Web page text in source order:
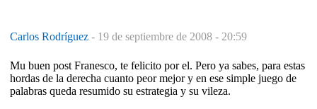
Carlos Rodríguez - 19 de septiembre de 2008 - 20:59
Mu buen post Franesco, te felicito por el. Pero ya sabes, para estas
hordas de la derecha cuanto peor mejor y en ese simple juego de
palabras queda resumido su estrategia y su vileza.